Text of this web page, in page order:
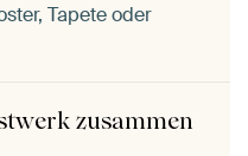
Tapete oder
zusammen